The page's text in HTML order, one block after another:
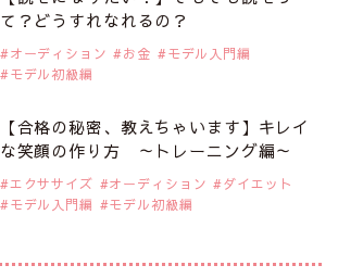
て？どうすれなれるの？
オーディション お金
モデル入門編
モデル初級編
【合格の秘密、教えちゃいます】キレイ
な笑顔の作り方 ～トレーニング編～
エクササイズ オーディション
ダイエット
モデル入門編
モデル初級編